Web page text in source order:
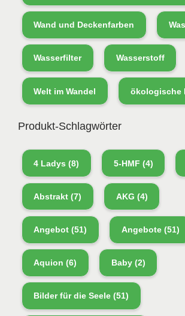
Wand und Deckenfarben
Wasserfilter Wasserstoff
Welt im Wandel ökologische
Produkt-Schlagwörter
4 Ladys (8) 5-HMF (4)
Abstrakt (7) AKG (4)
Angebot (51) Angebote(51)
Aquion (6) Baby(2)
Bilder für die Seele (51)